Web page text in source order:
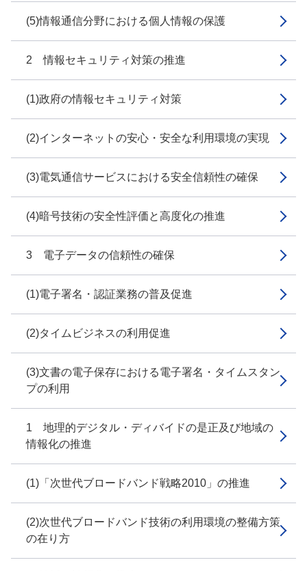
(5)情報通信分野における個人情報の保護
2 情報セキュリティ対策の推進
(1)政府の情報セキュリティ対策
(2)インターネットの安心・安全な利用環境の実現
(3)電気通信サービスにおける安全信頼性の確保
(4)暗号技術の安全性評価と高度化の推進
3 電子データの信頼性の確保
(1)電子署名・認証業務の普及促進
(2)タイムビジネスの利用促進
(3)文書の電子保存における電子署名・タイムスタン
プの利用
1 地理的デジタル・ディバイドの是正及び地域の
情報化の推進
(1)「次世代ブロードバンド戦略2010」の推進
(2)次世代ブロードバンド技術の利用環境の整備方策
の在り方